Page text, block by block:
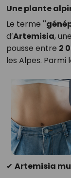
Une plante
Le terme
d’Artemisia,
pousse entre 2
les Alpes. Parmi
✔ Artemisia